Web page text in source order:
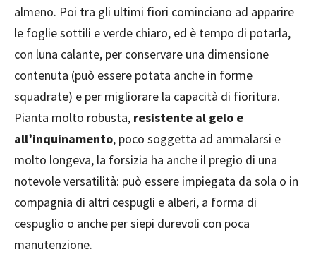
almeno. Poi tra gli ultimi fiori cominciano ad apparire
le foglie sottili e verde chiaro, ed è tempo di potarla,
con luna calante, per conservare una dimensione
contenuta (può essere potata anche in forme
squadrate) e per migliorare la capacità di fioritura.
Pianta molto robusta, resistente al gelo e
all’inquinamento, poco soggetta ad ammalarsi e
molto longeva, la forsizia ha anche il pregio di una
notevole versatilità: può essere impiegata da sola o in
compagnia di altri cespugli e alberi, a forma di
cespuglio o anche per siepi durevoli con poca
manutenzione.